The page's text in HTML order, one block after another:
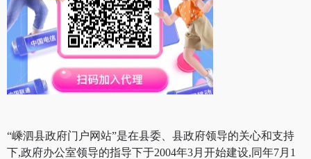
“嵊泗县政府门户网站”是在县委、县政府领导的关心和支持
下,政府办公室领导的指导下于2004年3月开始建设,同年7月1